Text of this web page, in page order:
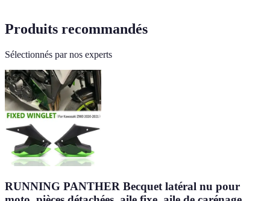
Produits recommandés
Sélectionnés par nos experts
RUNNING PANTHER Becquet latéral nu pour